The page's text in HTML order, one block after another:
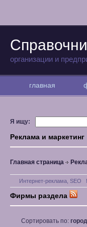
организации и
главная
Я ищу:
Реклама и маркетинг
Главная страница
Интернет-реклама, SEO
Фирмы раздела
Сортировать по: